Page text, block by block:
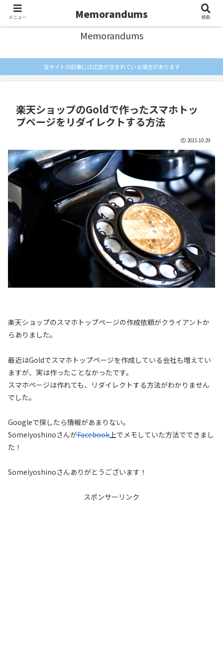
忘れないようにメモしとく
Memorandums
当サイトの記事には広告が含まれている場合があります
楽天ショップのGoldで作ったスマホトッ
プページをリダイレクトする方法
2015.10.29
楽天ショップのスマホトップページの作成依頼がクライアントか
らありました。
最近はGoldでスマホトップページを作成している会社も増えてい
ますが、実は作ったことなかったです。
スマホページは作れても、リダイレクトする方法がわかりません
でした。
Googleで探したら情報があまりない。
SomeiyoshinoさんがFacebook 上でメモしていた方法でできまし
た！
Someiyoshinoさんありがとうございます！
スポンサーリンク
メニュー Memorandums 検索